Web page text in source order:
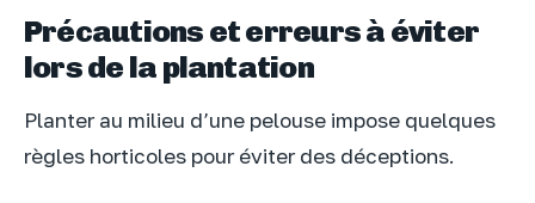
Précautions et erreurs à éviter
lors de la plantation
Planter au milieu d’une pelouse impose quelques
règles horticoles pour éviter des déceptions.